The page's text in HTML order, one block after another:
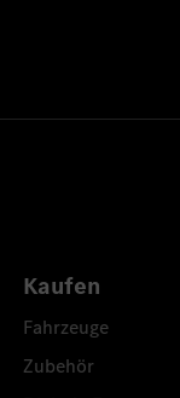
Kaufen
Fahrzeuge
Zubehör